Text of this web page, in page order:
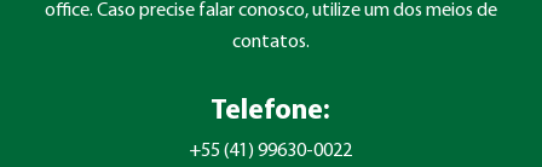
office. Caso precise falar conosco, utilize um dos meios de
contatos.
Telefone:
+55 (41) 99630-0022